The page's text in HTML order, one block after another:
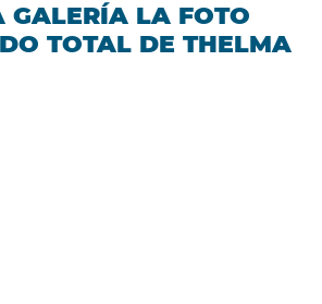
GALERÍA LA FOTO
TOTAL DE THELMA